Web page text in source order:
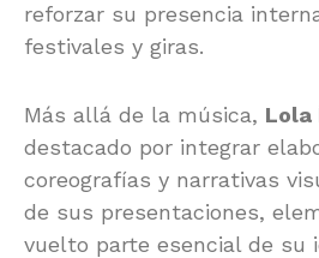
reforzar su presencia
festivales y giras.
Más allá de la música, Lola
destacado por integrar
coreografías y narrativas
de sus presentaciones,
vuelto parte esencial de su